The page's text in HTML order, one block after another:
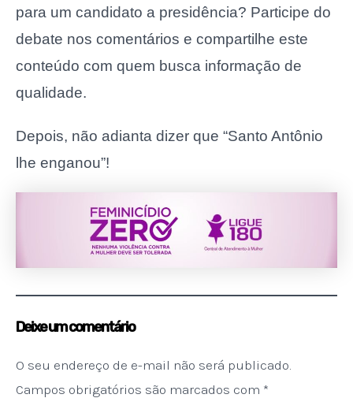
para um candidato a presidência? Participe do
debate nos comentários e compartilhe este
conteúdo com quem busca informação de
qualidade.
Depois, não adianta dizer que “Santo Antônio
lhe enganou”!
Deixe um comentário
O seu endereço de e-mail não será publicado.
Campos obrigatórios são marcados com *